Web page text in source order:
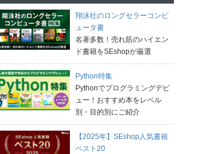
翔泳社のロングセラーコンピ
ュータ書
名著多数！売れ筋のハイエン
ド書籍をSEshopが厳選
Python特集
Pythonでプログラミングデビ
ュー！おすすめ本をレベル
別・目的別にご紹介
【2025年】SEshop人気書籍
ベスト20